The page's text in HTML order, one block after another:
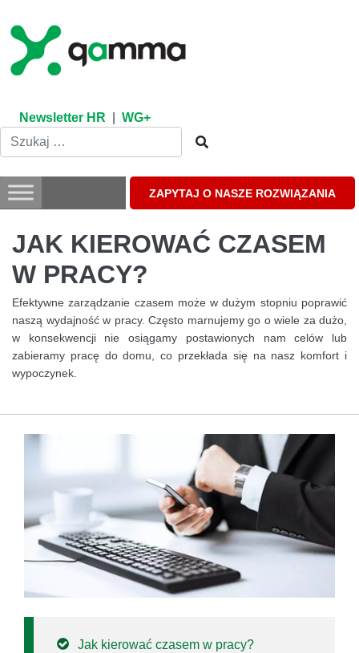
content
Newsletter HR WG+
ZAPYTAJ O NASZE ROZWIĄZANIA
JAK KIEROWAĆ CZASEM
W PRACY?
Efektywne zarządzanie czasem może w dużym stopniu poprawić
naszą wydajność w pracy. Często marnujemy go o wiele za dużo,
w konsekwencji nie osiągamy postawionych nam celów lub
zabieramy pracę do domu, co przekłada się na nasz komfort i
wypoczynek.
Jak kierować czasem w pracy?